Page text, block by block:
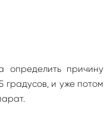
определить причину
градусов, и уже потом